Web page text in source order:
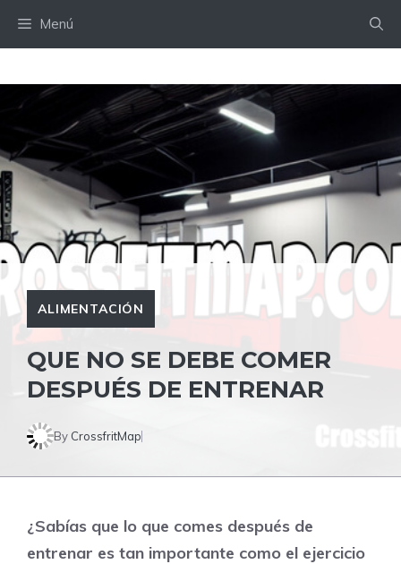
Menú
ALIMENTACIÓN
QUE NO SE DEBE COMER
DESPUÉS DE ENTRENAR
By CrossfritMap
¿Sabías que lo que comes después de
entrenar es tan importante como el ejercicio